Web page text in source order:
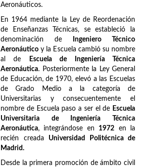
Aeronáuticos.
En 1964 mediante la Ley de Reordenación
de Enseñanzas Técnicas, se estableció la
denominación de
Ingeniero Técnico
Aeronáutico y la Escuela cambió su nombre
al de
Escuela de Ingeniería Técnica
Aeronáutica. Posteriormente la Ley General
de Educación, de 1970, elevó a las Escuelas
de Grado Medio a la categoría de
Universitarias y consecuentemente el
nombre de Escuela paso a ser el de Escuela
Universitaria de Ingeniería Técnica
Aeronáutica, integrándose en 1972 en la
recién creada Universidad Politécnica de
Madrid.
Desde la primera promoción de ámbito civil